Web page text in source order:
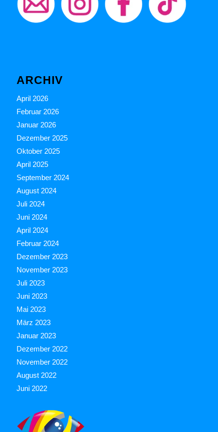
ARCHIV
April 2026
Februar 2026
Januar 2026
Dezember 2025
Oktober 2025
April 2025
September 2024
August 2024
Juli 2024
Juni 2024
April 2024
Februar 2024
Dezember 2023
November 2023
Juli 2023
Juni 2023
Mai 2023
März 2023
Januar 2023
Dezember 2022
November 2022
August 2022
Juni 2022